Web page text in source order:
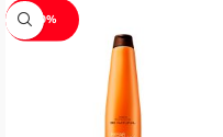
-20%